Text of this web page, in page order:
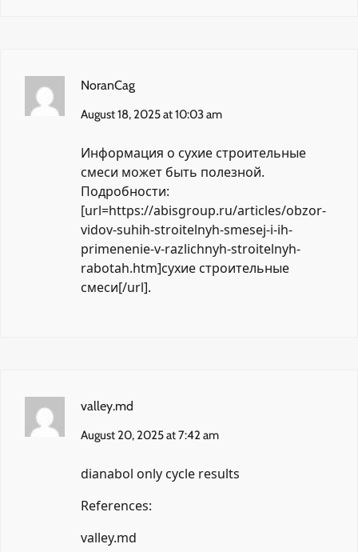
NoranCag
August 18, 2025 at 10:03 am
Информация о сухие строительные
смеси может быть полезной.
Подробности:
[url=https://abisgroup.ru/articles/obzor-
vidov-suhih-stroitelnyh-smesej-i-ih-
primenenie-v-razlichnyh-stroitelnyh-
rabotah.htm]сухие строительные
смеси[/url].
valley.md
August 20, 2025 at 7:42 am
dianabol only cycle results
References:
valley.md